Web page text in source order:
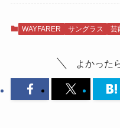
WAYFARER サングラス 芸
よかった